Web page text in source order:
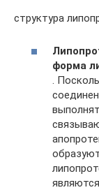
структура
форма
.